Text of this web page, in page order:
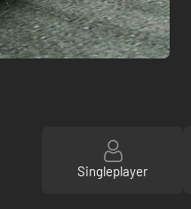
Singleplayer